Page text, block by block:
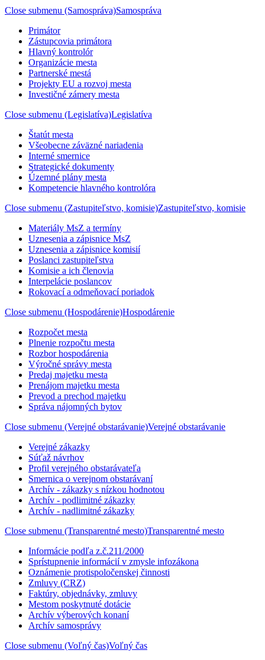
Close submenu (Samospráva)Samospráva
Primátor
Zástupcovia primátora
Hlavný kontrolór
Organizácie mesta
Partnerské mestá
Projekty EU a rozvoj mesta
Investičné zámery mesta
Close submenu (Legislatíva)Legislatíva
Štatút mesta
Všeobecne záväzné nariadenia
Interné smernice
Strategické dokumenty
Územné plány mesta
Kompetencie hlavného kontrolóra
Close submenu (Zastupiteľstvo, komisie)Zastupiteľstvo, komisie
Materiály MsZ a termíny
Uznesenia a zápisnice MsZ
Uznesenia a zápisnice komisií
Poslanci zastupiteľstva
Komisie a ich členovia
Interpelácie poslancov
Rokovací a odmeňovací poriadok
Close submenu (Hospodárenie)Hospodárenie
Rozpočet mesta
Plnenie rozpočtu mesta
Rozbor hospodárenia
Výročné správy mesta
Predaj majetku mesta
Prenájom majetku mesta
Prevod a prechod majetku
Správa nájomných bytov
Close submenu (Verejné obstarávanie)Verejné obstarávanie
Verejné zákazky
Súťaž návrhov
Profil verejného obstarávateľa
Smernica o verejnom obstarávaní
Archív - zákazky s nízkou hodnotou
Archív - podlimitné zákazky
Archív - nadlimitné zákazky
Close submenu (Transparentné mesto)Transparentné mesto
Informácie podľa z.č.211/2000
Sprístupnenie informácií v zmysle infozákona
Oznámenie protispoločenskej činnosti
Zmluvy (CRZ)
Faktúry, objednávky, zmluvy
Mestom poskytnuté dotácie
Archív výberových konaní
Archív samosprávy
Close submenu (Voľný čas)Voľný čas